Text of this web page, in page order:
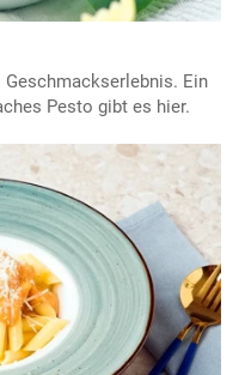
Ein
Pesto gibt es hier.